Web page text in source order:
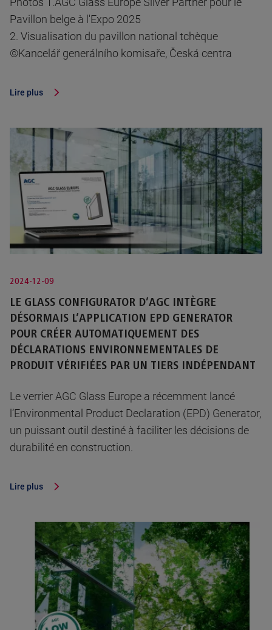
Pavillon belge à l'Expo 2025
2. Visualisation du pavillon national tchèque
©Kancelář generálního komisaře, Česká centra
Lire plus
2024-12-09
LE GLASS CONFIGURATOR D’AGC INTÈGRE
DÉSORMAIS L’APPLICATION EPD GENERATOR
POUR CRÉER AUTOMATIQUEMENT DES
DÉCLARATIONS ENVIRONNEMENTALES DE
PRODUIT VÉRIFIÉES PAR UN TIERS INDÉPENDANT
Le verrier AGC Glass Europe a récemment lancé
l’Environmental Product Declaration (EPD) Generator,
un puissant outil destiné à faciliter les décisions de
durabilité en construction.
Lire plus